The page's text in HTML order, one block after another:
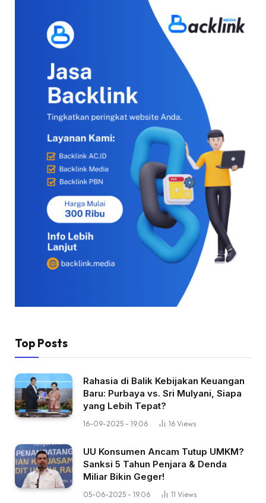
Top Posts
Rahasia di Balik Kebijakan Keuangan
Baru: Purbaya vs. Sri Mulyani, Siapa
yang Lebih Tepat?
16-09-2025 - 19.06 16 Views
UU Konsumen Ancam Tutup UMKM?
Sanksi 5 Tahun Penjara & Denda
Miliar Bikin Geger!
05-06-2025 - 19.06 11 Views